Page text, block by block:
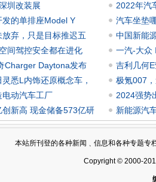
圳改装展
的单排座Model Y
弃，只是目标推迟五
间驾控安全都在进化
Charger Daytona发布
悉L内饰还原概念车，
动汽车工厂
新高 现金储备573亿研
2022年汽
汽车坐垫
中国新能
一汽-大众
吉利几何
极氪007
2024强势
新能源汽
本站所刊登的各种新闻﹑信息和各种专题专
Copyright © 2000-